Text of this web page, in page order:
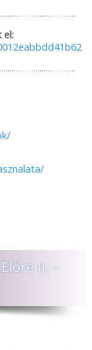
el:
II. –